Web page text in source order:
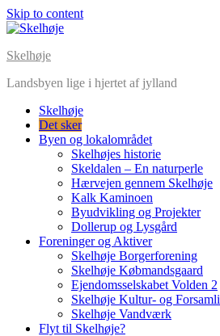
Skip to content
Skelhøje
Landsbyen lige i hjertet af jylland
Skelhøje
Det sker
Byen og lokalområdet
Skelhøjes historie
Skeldalen – En naturperle
Hærvejen gennem Skelhøje
Kalk Kaminoen
Byudvikling og Projekter
Dollerup og Lysgård
Foreninger og Aktiver
Skelhøje Borgerforening
Skelhøje Købmandsgaard
Ejendomsselskabet Volden 2
Skelhøje Kultur- og
Skelhøje Vandværk
Flyt til Skelhøje?